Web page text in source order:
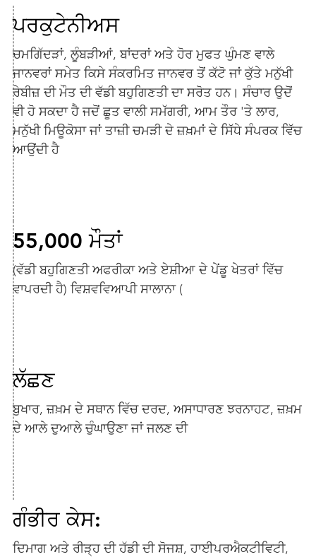
ਪਰਕੁਟੇਨੀਅਸ
ਚਮਗਿੱਦੜਾਂ, ਲੂੰਬੜੀਆਂ, ਬਾਂਦਰਾਂ ਅਤੇ ਹੋਰ ਮੁਫਤ ਘੁੰਮਣ ਵਾਲੇ
ਜਾਨਵਰਾਂ ਸਮੇਤ ਕਿਸੇ ਸੰਕਰਮਿਤ ਜਾਨਵਰ ਤੋਂ ਕੱਟੋ ਜਾਂ ਕੁੱਤੇ ਮਨੁੱਖੀ
ਰੇਬੀਜ਼ ਦੀ ਮੌਤ ਦੀ ਵੱਡੀ ਬਹੁਗਿਣਤੀ ਦਾ ਸਰੋਤ ਹਨ। ਸੰਚਾਰ ਉਦੋਂ
ਵੀ ਹੋ ਸਕਦਾ ਹੈ ਜਦੋਂ ਛੂਤ ਵਾਲੀ ਸਮੱਗਰੀ, ਆਮ ਤੌਰ 'ਤੇ ਲਾਰ,
ਮਨੁੱਖੀ ਮਿਊਕੋਸਾ ਜਾਂ ਤਾਜ਼ੀ ਚਮੜੀ ਦੇ ਜ਼ਖ਼ਮਾਂ ਦੇ ਸਿੱਧੇ ਸੰਪਰਕ ਵਿੱਚ
ਆਉਂਦੀ ਹੈ
55,000 ਮੌਤਾਂ
(ਵੱਡੀ ਬਹੁਗਿਣਤੀ ਅਫਰੀਕਾ ਅਤੇ ਏਸ਼ੀਆ ਦੇ ਪੇਂਡੂ ਖੇਤਰਾਂ ਵਿੱਚ
ਵਾਪਰਦੀ ਹੈ) ਵਿਸ਼ਵਵਿਆਪੀ ਸਾਲਾਨਾ (
ਲੱਛਣ
ਬੁਖਾਰ, ਜ਼ਖ਼ਮ ਦੇ ਸਥਾਨ ਵਿੱਚ ਦਰਦ, ਅਸਾਧਾਰਣ ਝਰਨਾਹਟ, ਜ਼ਖ਼ਮ
ਦੇ ਆਲੇ ਦੁਆਲੇ ਚੁੰਘਾਉਣਾ ਜਾਂ ਜਲਣ ਦੀ
ਗੰਭੀਰ ਕੇਸ:
ਦਿਮਾਗ ਅਤੇ ਰੀੜ੍ਹ ਦੀ ਹੱਡੀ ਦੀ ਸੋਜਸ਼, ਹਾਈਪਰਐਕਟੀਵਿਟੀ,